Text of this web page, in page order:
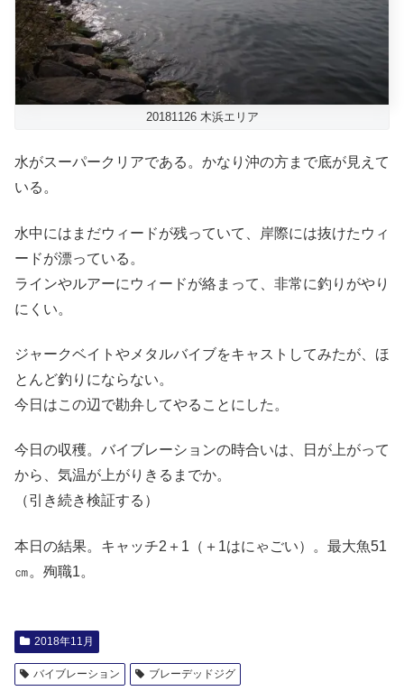
20181126 木浜エリア
水がスーパークリアである。かなり沖の方まで底が見えて
いる。
水中にはまだウィードが残っていて、岸際には抜けたウィ
ードが漂っている。
ラインやルアーにウィードが絡まって、非常に釣りがやり
にくい。
ジャークベイトやメタルバイブをキャストしてみたが、ほ
とんど釣りにならない。
今日はこの辺で勘弁してやることにした。
今日の収穫。バイブレーションの時合いは、日が上がって
から、気温が上がりきるまでか。
（引き続き検証する）
本日の結果。キャッチ2＋1（＋1はにゃごい）。最大魚51
㎝。殉職1。
2018年11月
バイブレーション ブレーデッドジグ